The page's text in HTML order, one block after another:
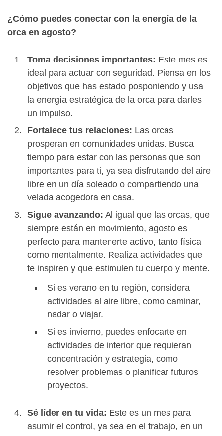
¿Cómo puedes conectar con la energía de la
orca en agosto?
Toma decisiones importantes: Este mes es
ideal para actuar con seguridad. Piensa en los
objetivos que has estado posponiendo y usa
la energía estratégica de la orca para darles
un impulso.
Fortalece tus relaciones: Las orcas
prosperan en comunidades unidas. Busca
tiempo para estar con las personas que son
importantes para ti, ya sea disfrutando del aire
libre en un día soleado o compartiendo una
velada acogedora en casa.
Sigue avanzando: Al igual que las orcas, que
siempre están en movimiento, agosto es
perfecto para mantenerte activo, tanto física
como mentalmente. Realiza actividades que
te inspiren y que estimulen tu cuerpo y mente.
Si es verano en tu región, considera
actividades al aire libre, como caminar,
nadar o viajar.
Si es invierno, puedes enfocarte en
actividades de interior que requieran
concentración y estrategia, como
resolver problemas o planificar futuros
proyectos.
Sé líder en tu vida: Este es un mes para
asumir el control, ya sea en el trabajo, en un